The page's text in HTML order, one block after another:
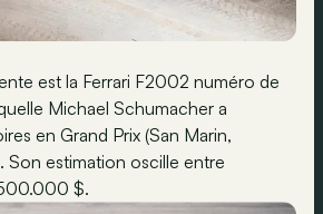
est la Ferrari F2002 numéro de
Michael Schumacher a
en Grand Prix (San Marin,
Son estimation oscille entre
$.